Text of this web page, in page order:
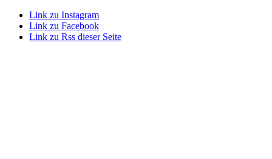
Link zu Instagram
Link zu Facebook
Link zu Rss dieser Seite